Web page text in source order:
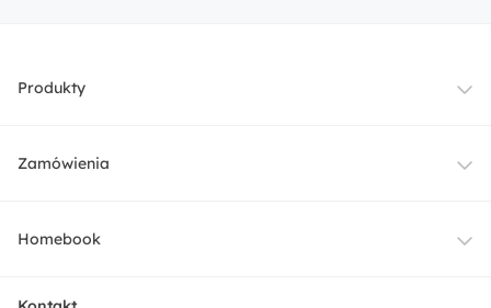
Produkty
Meble
Zamówienia
Dostawa
Homebook